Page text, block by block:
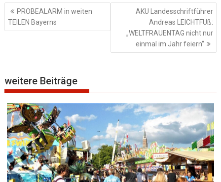
Beitragsnavigation
PROBEALARM in weiten
TEILEN Bayerns
AKU Landesschriftführer
Andreas LEICHTFUß:
„WELTFRAUENTAG nicht nur
einmal im Jahr feiern“
weitere Beiträge